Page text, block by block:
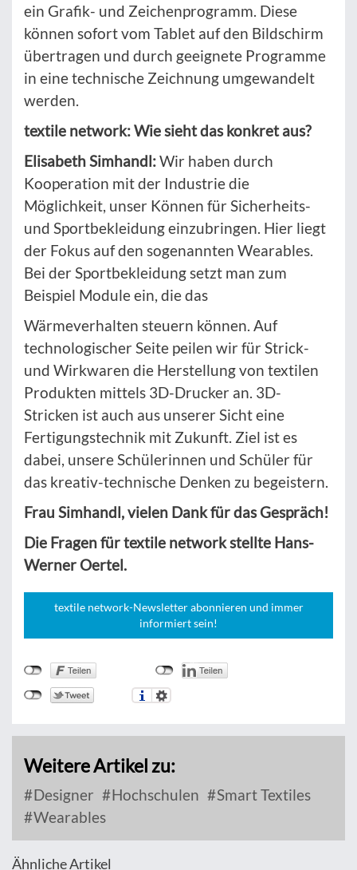
ein Grafik- und Zeichenprogramm. Diese
können sofort vom Tablet auf den Bildschirm
übertragen und durch geeignete Programme
in eine technische Zeichnung umgewandelt
werden.
textile network: Wie sieht das konkret aus?
Elisabeth Simhandl:Wir haben durch
Kooperation mit der Industrie die
Möglichkeit, unser Können für Sicherheits-
und Sportbekleidung einzubringen. Hier liegt
der Fokus auf den sogenannten Wearables.
Bei der Sportbekleidung setzt man zum
Beispiel Module ein, die das
Wärmeverhalten steuern können. Auf
technologischer Seite peilen wir für Strick-
und Wirkwaren die Herstellung von textilen
Produkten mittels 3D-Drucker an. 3D-
Stricken ist auch aus unserer Sicht eine
Fertigungstechnik mit Zukunft. Ziel ist es
dabei, unsere Schülerinnen und Schüler für
das kreativ-technische Denken zu begeistern.
Frau Simhandl, vielen Dank für das Gespräch!
Die Fragen für textile network stellte Hans-
Werner Oertel.
textile network-Newsletter abonnieren und immer
informiert sein!
Weitere Artikel zu:
Designer Hochschulen
Smart Textiles
Wearables
Ähnliche Artikel